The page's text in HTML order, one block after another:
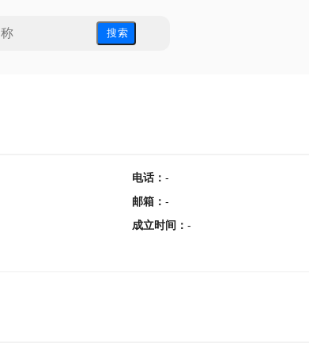
搜 索
电话： -
邮箱 ： -
成立时间 ： -